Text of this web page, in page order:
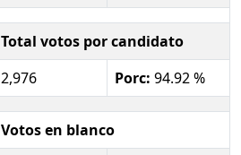
Total votos por candidato
2,976
Porc: 94.92 %
Votos en blanco